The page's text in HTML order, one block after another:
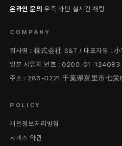
온라인 문의 우측 하단 실시간 채팅
COMPANY
회사명 : 株式会社 S&T / 대표자명 :
일본 사업자 번호 : 0200-01-124083
주소 : 286-0221 千葉県富里市七
POLICY
개인정보처리방침
서비스 약관